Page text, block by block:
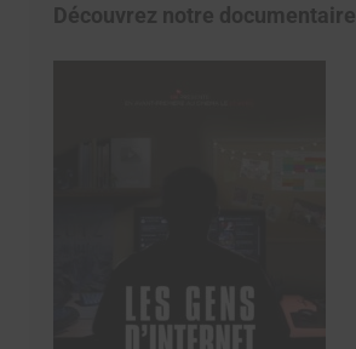
Découvrez notre documentaire